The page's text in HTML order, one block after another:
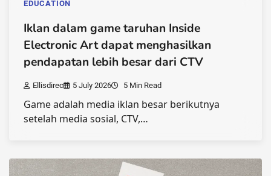
EDUCATION
Iklan dalam game taruhan Inside
Electronic Art dapat menghasilkan
pendapatan lebih besar dari CTV
Ellisdirec 5 July 2026 5 Min Read
Game adalah media iklan besar berikutnya
setelah media sosial, CTV,…